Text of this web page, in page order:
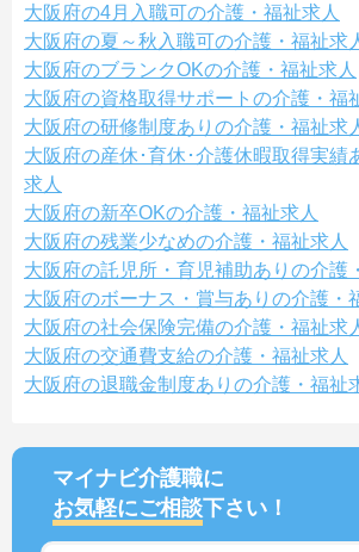
大阪府の4月入職可の介護・福祉求人
大阪府の夏～秋入職可の介護・福祉求
大阪府のブランクOKの介護・福祉求人
大阪府の資格取得サポートの介護・福
大阪府の研修制度ありの介護・福祉求
大阪府の産休･育休･介護休暇取得実績
求人
大阪府の新卒OKの介護・福祉求人
大阪府の残業少なめの介護・福祉求人
大阪府の託児所・育児補助ありの介護
大阪府のボーナス・賞与ありの介護・
大阪府の社会保険完備の介護・福祉求
大阪府の交通費支給の介護・福祉求人
大阪府の退職金制度ありの介護・福祉
マイナビ介護職に
お気軽にご相談下さい！